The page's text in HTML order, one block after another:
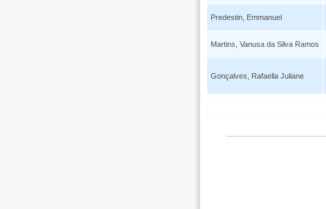
Predestin, Emmanuel
Martins, Vanusa da Silva Ramos
Gonçalves, Rafaella Juliane